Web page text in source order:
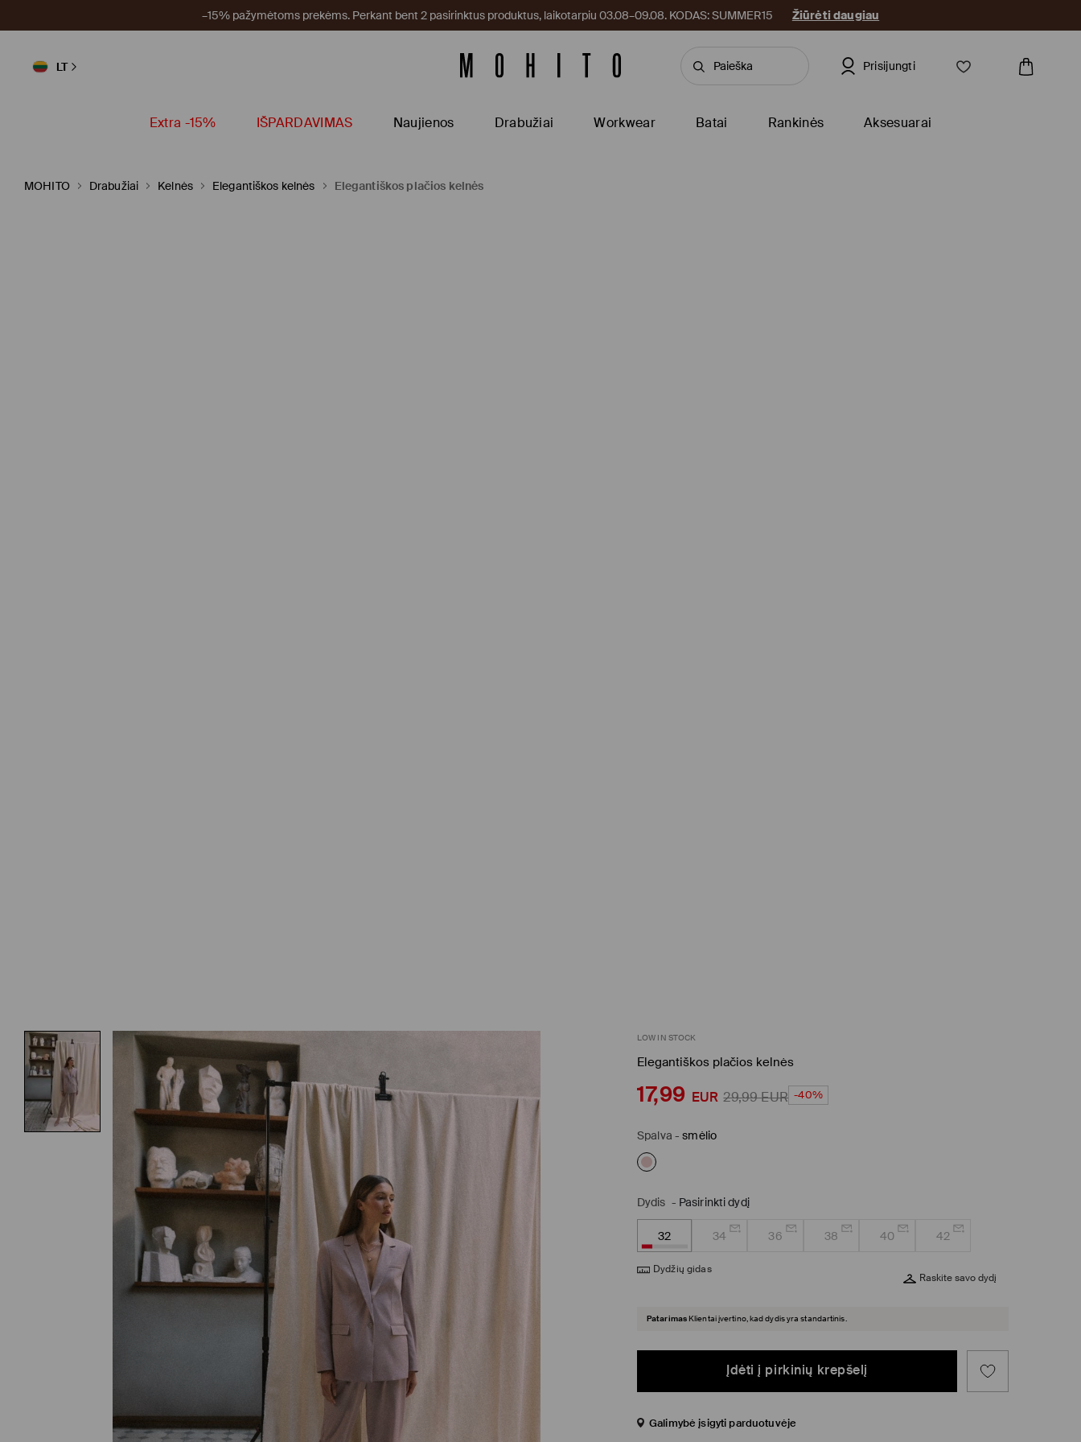
–15% pažymėtoms prekėms. Perkant bent 2 pasirinktus produktus, laikotarpiu 03.08–09.08. KODAS: SUMMER15 Žiūrėti daugiau
LT Prisijungti
Extra -15% IŠPARDAVIMAS Naujienos Drabužiai Workwear Batai Rankinės Aksesuarai
MOHITO Drabužiai Kelnės Elegantiškos kelnės Elegantiškos plačios kelnės
LOW IN STOCK
Elegantiškos plačios kelnės
17,99 EUR 29,99EUR -40%
Spalva -smėlio
Dydis - Pasirinkti dydį
32 34 36 38 40 42
Dydžių gidas
Raskite savo dydį
Patarimas Klientai įvertino, kad dydis yra standartinis.
Įdėti į pirkinių krepšelį
Galimybė įsigyti parduotuvėje